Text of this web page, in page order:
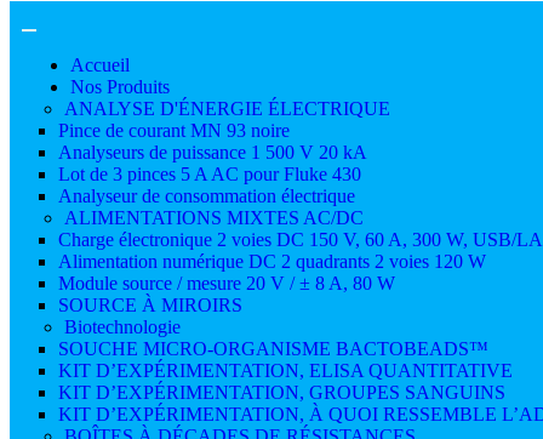
Accueil
Nos Produits
ANALYSE D'ÉNERGIE ÉLECTRIQUE
Pince de courant MN 93 noire
Analyseurs de puissance 1 500 V 20 kA
Lot de 3 pinces 5 A AC pour Fluke 430
Analyseur de consommation électrique
ALIMENTATIONS MIXTES AC/DC
Charge électronique 2 voies DC 150 V, 60 A, 300 W, USB/
Alimentation numérique DC 2 quadrants 2 voies 120 W
Module source / mesure 20 V / ± 8 A, 80 W
SOURCE À MIROIRS
Biotechnologie
SOUCHE MICRO-ORGANISME BACTOBEADS™
KIT D’EXPÉRIMENTATION, ELISA QUANTITATIVE
KIT D’EXPÉRIMENTATION, GROUPES SANGUINS
KIT D’EXPÉRIMENTATION, À QUOI RESSEMBLE